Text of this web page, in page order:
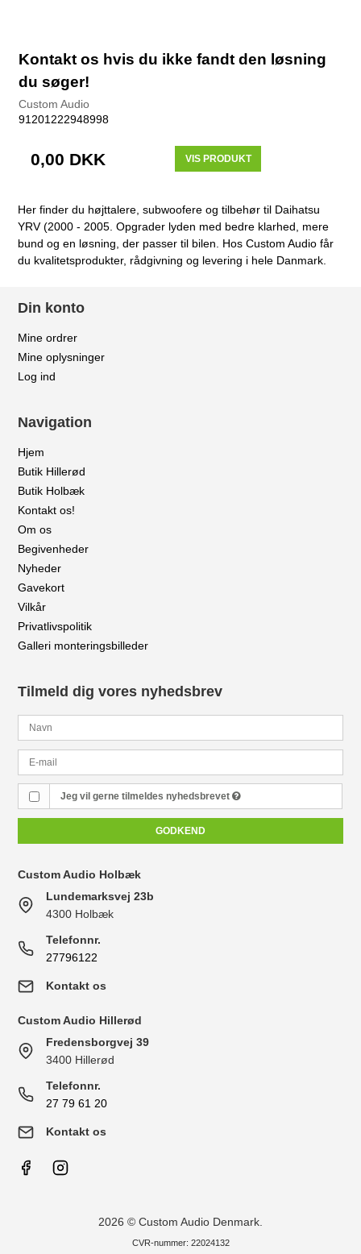
Kontakt os hvis du ikke fandt den løsning
du søger!
Custom Audio
91201222948998
0,00 DKK VIS PRODUKT
Her finder du højttalere, subwoofere og tilbehør til Daihatsu
YRV (2000 - 2005. Opgrader lyden med bedre klarhed, mere
bund og en løsning, der passer til bilen. Hos Custom Audio får
du kvalitetsprodukter, rådgivning og levering i hele Danmark.
Din konto
Mine ordrer
Mine oplysninger
Log ind
Navigation
Hjem
Butik Hillerød
Butik Holbæk
Kontakt os!
Om os
Begivenheder
Nyheder
Gavekort
Vilkår
Privatlivspolitik
Galleri monteringsbilleder
Tilmeld dig vores nyhedsbrev
Jeg vil gerne tilmeldes nyhedsbrevet
GODKEND
Custom Audio Holbæk
Lundemarksvej 23b
4300 Holbæk
Telefonnr.
27796122
Kontakt os
Custom Audio Hillerød
Fredensborgvej 39
3400 Hillerød
Telefonnr.
27 79 61 20
Kontakt os
2026 © Custom Audio Denmark.
CVR-nummer: 22024132